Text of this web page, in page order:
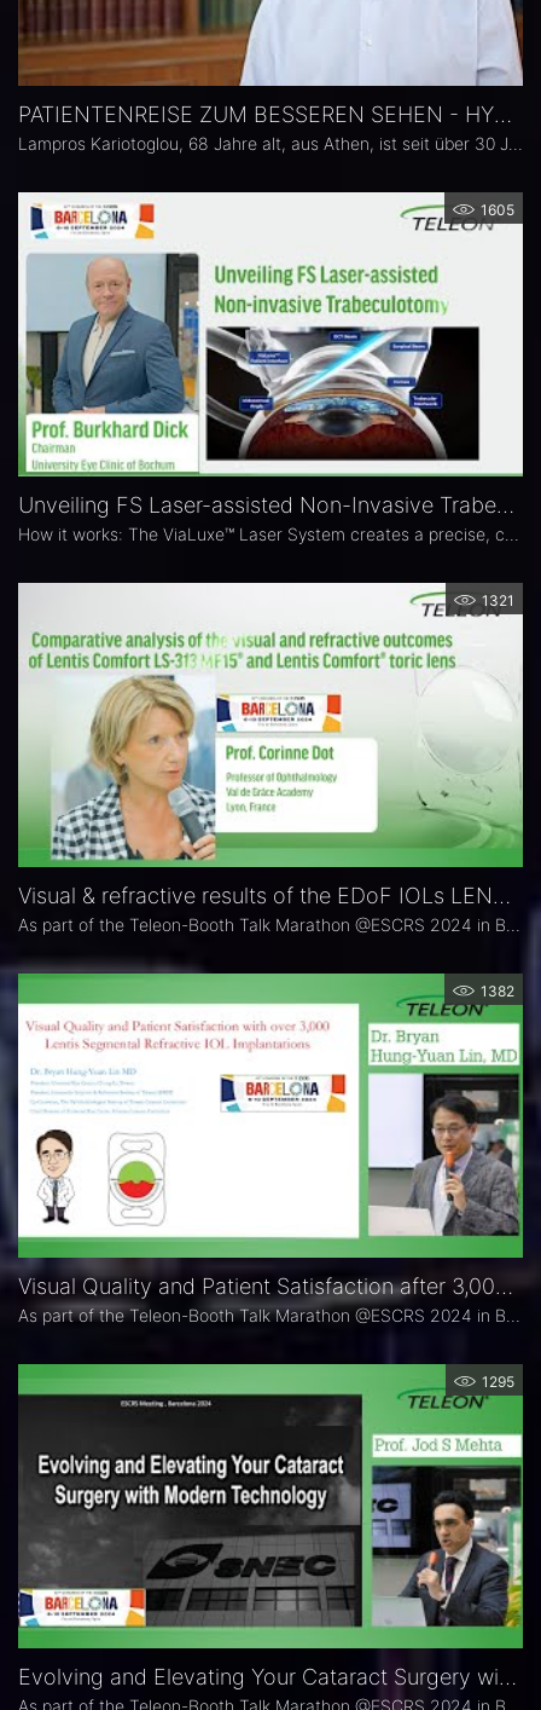
PATIENTENREISE ZUM BESSEREN SEHEN - HYPEROPIE, PRESBYOPIE
1605
Unveiling FS Laser-assisted Non-Invasive Trabeculotomy feat. ViaLase
1321
Visual & refractive results of the EDoF IOLs LENTIS Comfort & Comfort Toric ( 300+ eyes)
1382
Visual Quality and Patient Satisfaction after 3,000 LENTIS Segmental Refractive IOL Implantations
1295
Evolving and Elevating Your Cataract Surgery with Modern IOL Technology: FEMTIS intraocular lenses